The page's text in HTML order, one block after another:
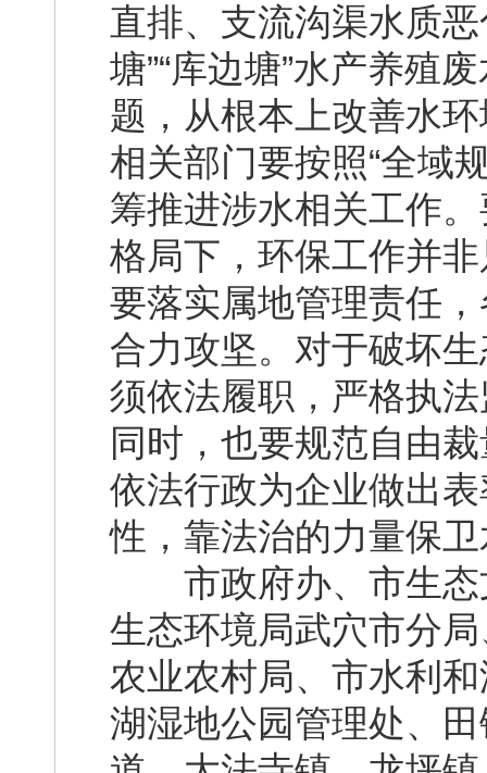
直排、支流沟渠水质
塘”“库边塘”水产养殖
题，从根本上改善水
相关部门要按照“全域
筹推进涉水相关工作
格局下，环保工作并
要落实属地管理责任
合力攻坚。对于破坏
须依法履职，严格执
同时，也要规范自由
依法行政为企业做出
性，靠法治的力量保
市政府办、市生态
生态环境局武穴市分
农业农村局、市水利
湖湿地公园管理处、